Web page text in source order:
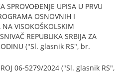
SPROVOĐENJE UPISA U PRVU
OSNOVNIH I
NA VISOKOŠKOLSKIM
REPUBLIKA SRBIJA ZA
("Sl. glasnik RS", br.
06-5279/2024 ("Sl. glasnik RS",